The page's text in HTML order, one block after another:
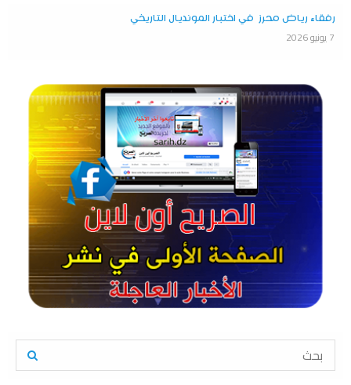
رفقاء رياض محرز في اختبار المونديال التاريخي
7 يونيو 2026
S